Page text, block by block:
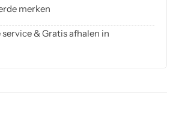
merken
& Gratis afhalen in